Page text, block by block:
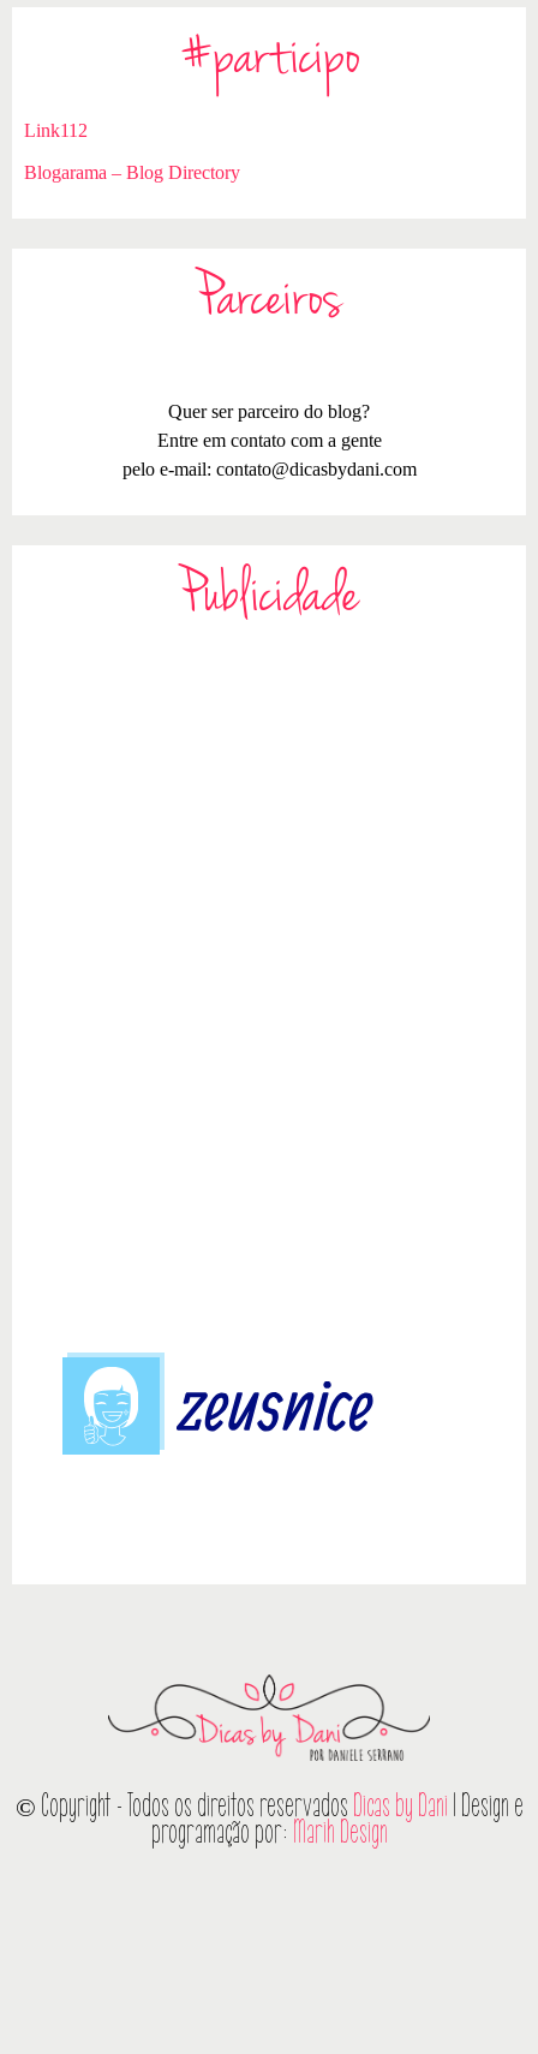
#participo
Link112
Blogarama – Blog Directory
Parceiros
Quer ser parceiro do blog?
Entre em contato com a gente
pelo e-mail: contato@dicasbydani.com
Publicidade
© Copyright - Todos os direitos reservados Dicas by Dani | Design e
programação por: Marih Design